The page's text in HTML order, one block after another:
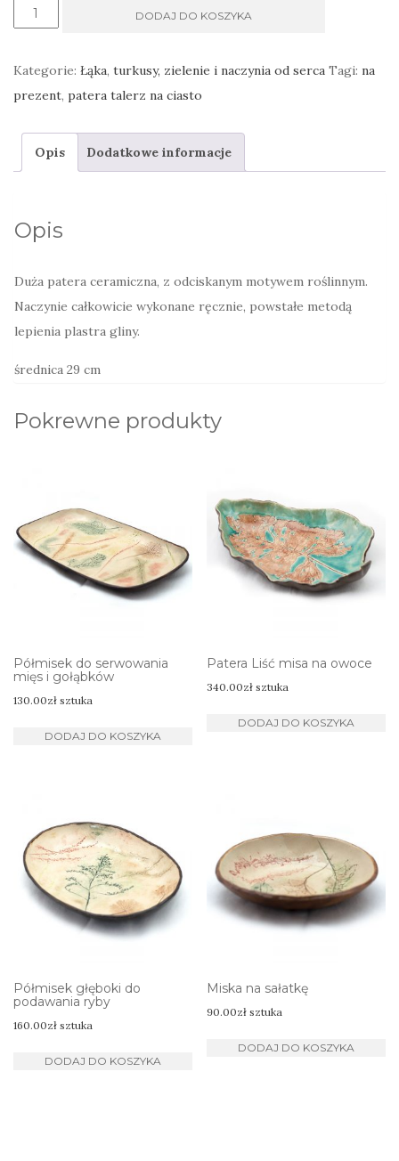
ilość
trawami
DODAJ DO KOSZYKA
Kategorie: Łąka, turkusy, zielenie i naczynia od serca Tagi: na
prezent, patera talerz na ciasto
Opis Dodatkowe informacje
Opis
Duża patera ceramiczna, z odciskanym motywem roślinnym.
Naczynie całkowicie wykonane ręcznie, powstałe metodą
lepienia plastra gliny.
średnica 29 cm
Pokrewne produkty
Półmisek do serwowania
mięs i gołąbków
130.00zł sztuka
DODAJ DO KOSZYKA
Patera Liść misa na owoce
340.00zł sztuka
DODAJ DO KOSZYKA
Półmisek głęboki do
podawania ryby
160.00zł sztuka
DODAJ DO KOSZYKA
Miska na sałatkę
90.00zł sztuka
DODAJ DO KOSZYKA